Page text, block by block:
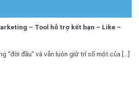
– Tool hỗ trợ kết bạn – Like –
“đời đầu” và vẫn luôn giữ trí số một của [...]